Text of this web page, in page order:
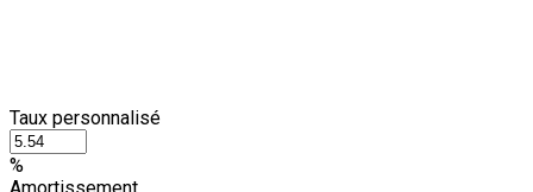
Taux personnalisé
%